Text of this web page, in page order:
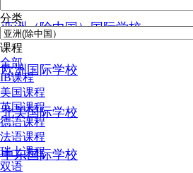
亚洲（除中国）国际学校
欧洲国际学校
北美国际学校
中东国际学校
分类
课程
全部
IB课程
美国课程
英国课程
德语课程
法语课程
瑞士课程
双语